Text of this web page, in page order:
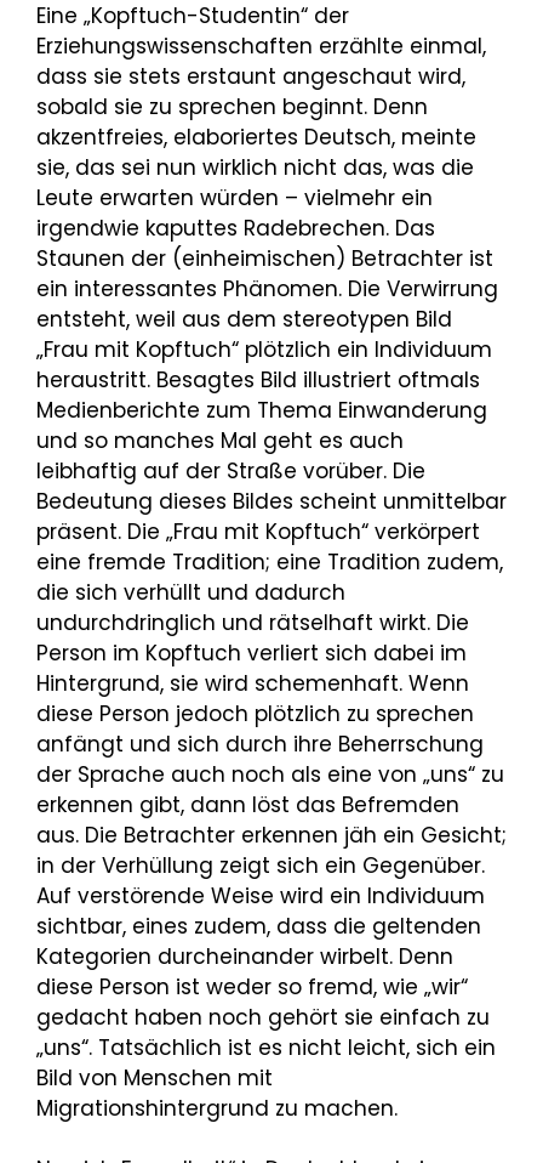
Eine „Kopftuch-Studentin“ der
Erziehungswissenschaften erzählte einmal,
dass sie stets erstaunt angeschaut wird,
sobald sie zu sprechen beginnt. Denn
akzentfreies, elaboriertes Deutsch, meinte
sie, das sei nun wirklich nicht das, was die
Leute erwarten würden – vielmehr ein
irgendwie kaputtes Radebrechen. Das
Staunen der (einheimischen) Betrachter ist
ein interessantes Phänomen. Die Verwirrung
entsteht, weil aus dem stereotypen Bild
„Frau mit Kopftuch“ plötzlich ein Individuum
heraustritt. Besagtes Bild illustriert oftmals
Medienberichte zum Thema Einwanderung
und so manches Mal geht es auch
leibhaftig auf der Straße vorüber. Die
Bedeutung dieses Bildes scheint unmittelbar
präsent. Die „Frau mit Kopftuch“ verkörpert
eine fremde Tradition; eine Tradition zudem,
die sich verhüllt und dadurch
undurchdringlich und rätselhaft wirkt. Die
Person im Kopftuch verliert sich dabei im
Hintergrund, sie wird schemenhaft. Wenn
diese Person jedoch plötzlich zu sprechen
anfängt und sich durch ihre Beherrschung
der Sprache auch noch als eine von „uns“ zu
erkennen gibt, dann löst das Befremden
aus. Die Betrachter erkennen jäh ein Gesicht;
in der Verhüllung zeigt sich ein Gegenüber.
Auf verstörende Weise wird ein Individuum
sichtbar, eines zudem, dass die geltenden
Kategorien durcheinander wirbelt. Denn
diese Person ist weder so fremd, wie „wir“
gedacht haben noch gehört sie einfach zu
„uns“. Tatsächlich ist es nicht leicht, sich ein
Bild von Menschen mit
Migrationshintergrund zu machen.